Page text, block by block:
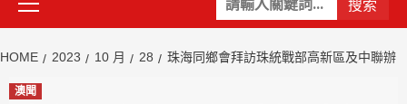
鍵
Menu
HOME 2023 10 月 28 珠海同鄉會拜訪珠統戰部高新區及中聯辦
澳聞